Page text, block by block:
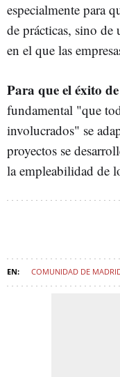
especialmente para
de prácticas, sino
en el que las
Para que el éxito
fundamental "que
involucrados" se
proyectos se
la empleabilidad de
COMUNIDAD DE